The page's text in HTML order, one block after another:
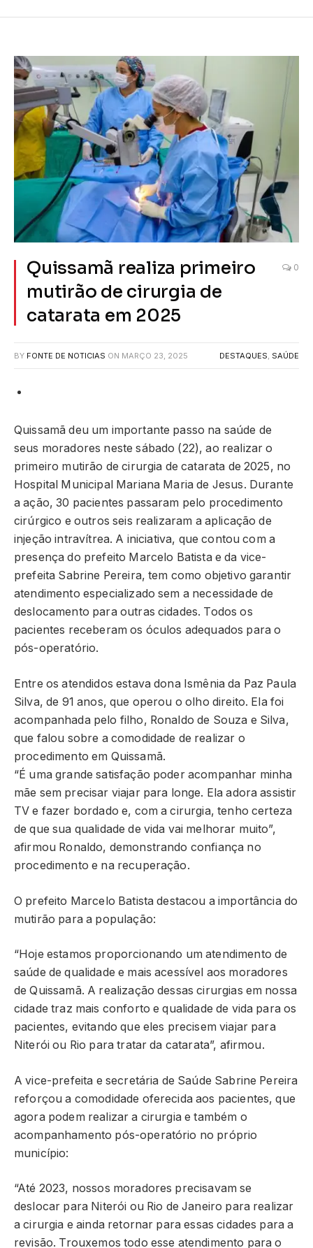
Quissamã realiza primeiro
mutirão de cirurgia de
catarata em 2025
0
BY FONTE DE NOTICIAS ON MARÇO 23, 2025 DESTAQUES SAÚDE
Quissamã deu um importante passo na saúde de
seus moradores neste sábado (22), ao realizar o
primeiro mutirão de cirurgia de catarata de 2025, no
Hospital Municipal Mariana Maria de Jesus. Durante
a ação, 30 pacientes passaram pelo procedimento
cirúrgico e outros seis realizaram a aplicação de
injeção intravítrea. A iniciativa, que contou com a
presença do prefeito Marcelo Batista e da vice-
prefeita Sabrine Pereira, tem como objetivo garantir
atendimento especializado sem a necessidade de
deslocamento para outras cidades. Todos os
pacientes receberam os óculos adequados para o
pós-operatório.
Entre os atendidos estava dona Ismênia da Paz Paula
Silva, de 91 anos, que operou o olho direito. Ela foi
acompanhada pelo filho, Ronaldo de Souza e Silva,
que falou sobre a comodidade de realizar o
procedimento em Quissamã.
“É uma grande satisfação poder acompanhar minha
mãe sem precisar viajar para longe. Ela adora assistir
TV e fazer bordado e, com a cirurgia, tenho certeza
de que sua qualidade de vida vai melhorar muito”,
afirmou Ronaldo, demonstrando confiança no
procedimento e na recuperação.
O prefeito Marcelo Batista destacou a importância do
mutirão para a população:
“Hoje estamos proporcionando um atendimento de
saúde de qualidade e mais acessível aos moradores
de Quissamã. A realização dessas cirurgias em nossa
cidade traz mais conforto e qualidade de vida para os
pacientes, evitando que eles precisem viajar para
Niterói ou Rio para tratar da catarata”, afirmou.
A vice-prefeita e secretária de Saúde Sabrine Pereira
reforçou a comodidade oferecida aos pacientes, que
agora podem realizar a cirurgia e também o
acompanhamento pós-operatório no próprio
município:
“Até 2023, nossos moradores precisavam se
deslocar para Niterói ou Rio de Janeiro para realizar
a cirurgia e ainda retornar para essas cidades para a
revisão. Trouxemos todo esse atendimento para o